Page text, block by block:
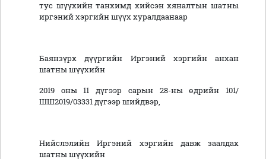
тус шүүхийн танхимд хийсэн хяналтын шатны
иргэний хэргийн шүүх хуралдаанаар
Баянзүрх дүүргийн Иргэний хэргийн анхан
шатны шүүхийн
2019 оны 11 дүгээр сарын 28-ны өдрийн 101/
ШШ2019/03331 дүгээр шийдвэр,
Нийслэлийн Иргэний хэргийн давж заалдах
шатны шүүхийн